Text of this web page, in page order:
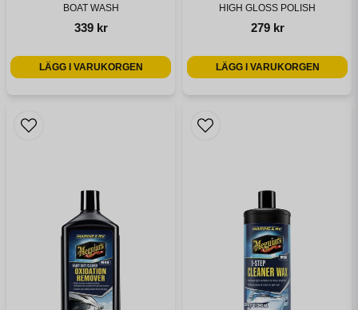
BOAT WASH
339 kr
LÄGG I VARUKORGEN
HIGH GLOSS POLISH
279 kr
LÄGG I VARUKORGEN